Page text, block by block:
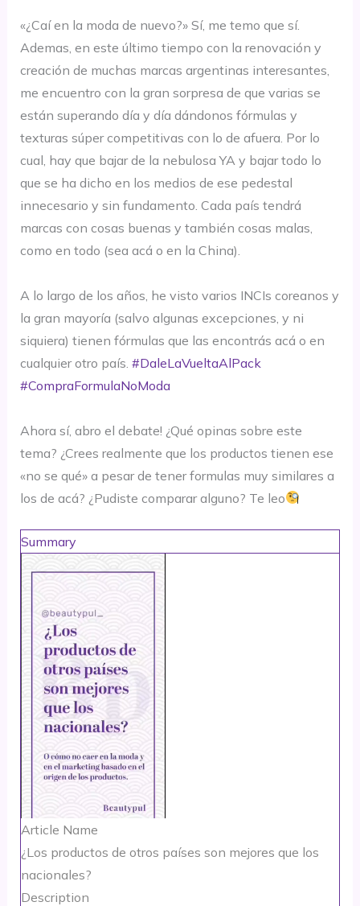
«¿Caí en la moda de nuevo?» Sí, me temo que sí.
Ademas, en este último tiempo con la renovación y
creación de muchas marcas argentinas interesantes,
me encuentro con la gran sorpresa de que varias se
están superando día y día dándonos fórmulas y
texturas súper competitivas con lo de afuera. Por lo
cual, hay que bajar de la nebulosa YA y bajar todo lo
que se ha dicho en los medios de ese pedestal
innecesario y sin fundamento. Cada país tendrá
marcas con cosas buenas y también cosas malas,
como en todo (sea acá o en la China).
A lo largo de los años, he visto varios INCIs coreanos y
la gran mayoría (salvo algunas excepciones, y ni
siquiera) tienen fórmulas que las encontrás acá o en
cualquier otro país. #DaleLaVueltaAlPack
#CompraFormulaNoModa
Ahora sí, abro el debate! ¿Qué opinas sobre este
tema? ¿Crees realmente que los productos tienen ese
«no se qué» a pesar de tener formulas muy similares a
los de acá? ¿Pudiste comparar alguno? Te leo
Summary
Article Name
¿Los productos de otros países son mejores que los
nacionales?
Description